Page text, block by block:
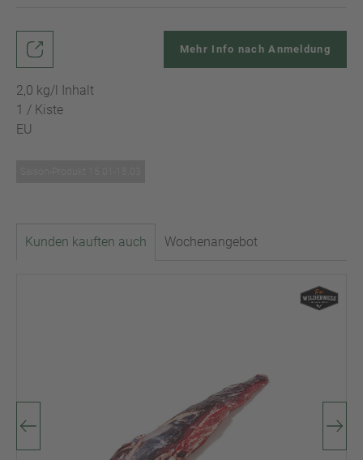
2,0 kg/l Inhalt
1 / Kiste
EU
Mehr Info nach Anmeldung
Kunden kauften auch Wochenangebot